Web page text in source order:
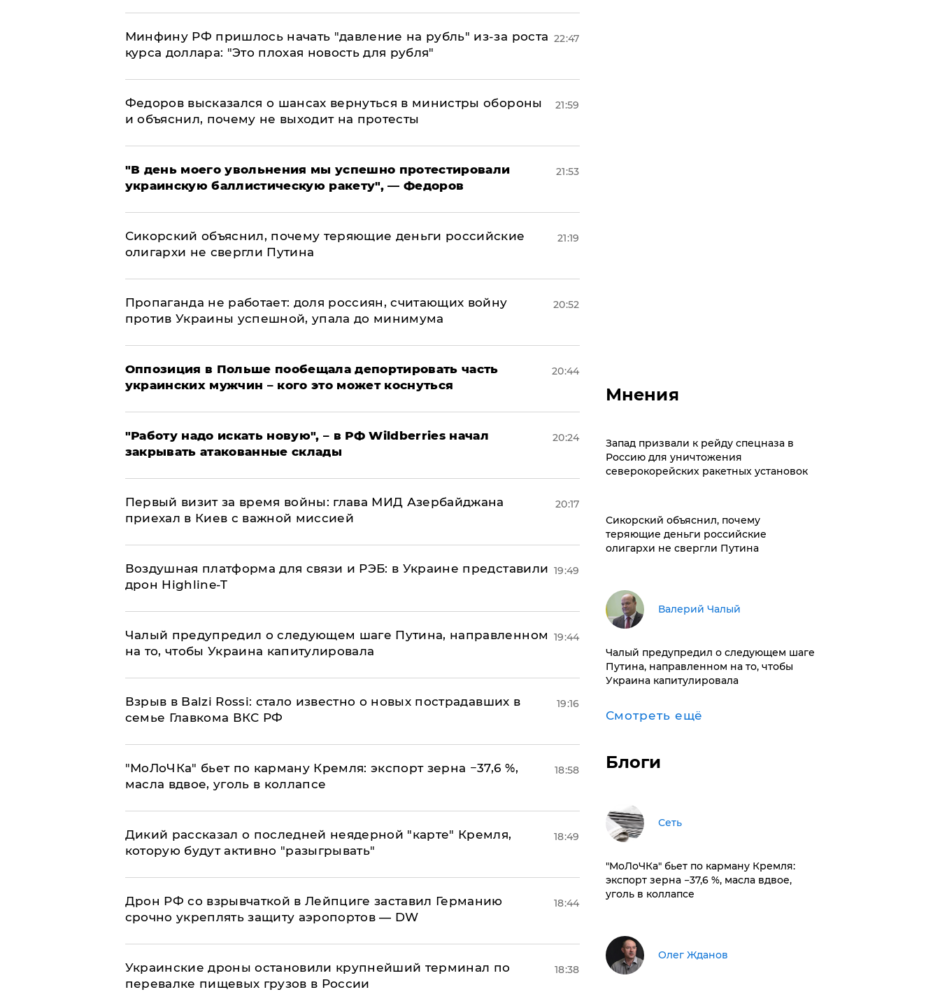
Минфину РФ пришлось начать "давление на рубль" из-за роста
курса доллара: "Это плохая новость для рубля"
22:47
Федоров высказался о шансах вернуться в министры обороны
и объяснил, почему не выходит на протесты
21:59
​"В день моего увольнения мы успешно протестировали
украинскую баллистическую ракету", — Федоров
21:53
Сикорский объяснил, почему теряющие деньги российские
олигархи не свергли Путина
21:19
​Пропаганда не работает: доля россиян, считающих войну
против Украины успешной, упала до минимума
20:52
Оппозиция в Польше пообещала депортировать часть
украинских мужчин – кого это может коснуться
20:44
"Работу надо искать новую", – в РФ Wildberries начал
закрывать атакованные склады
20:24
Первый визит за время войны: глава МИД Азербайджана
приехал в Киев с важной миссией
20:17
Воздушная платформа для связи и РЭБ: в Украине представили
дрон Highline-T
19:49
Чалый предупредил о следующем шаге Путина, направленном
на то, чтобы Украина капитулировала
19:44
Взрыв в Balzi Rossi: стало известно о новых пострадавших в
семье Главкома ВКС РФ
19:16
​"МоЛоЧКа" бьет по карману Кремля: экспорт зерна −37,6 %,
масла вдвое, уголь в коллапсе
18:58
Дикий рассказал о последней неядерной "карте" Кремля,
которую будут активно "разыгрывать"
18:49
​Дрон РФ со взрывчаткой в Лейпциге заставил Германию
срочно укреплять защиту аэропортов — DW
18:44
Украинские дроны остановили крупнейший терминал по
перевалке пищевых грузов в России
18:38
Мнения
Запад призвали к рейду спецназа в
Россию для уничтожения
северокорейских ракетных установок
Сикорский объяснил, почему
теряющие деньги российские
олигархи не свергли Путина
Валерий Чалый
Чалый предупредил о следующем шаге
Путина, направленном на то, чтобы
Украина капитулировала
Смотреть ещё
Блоги
Сеть
​"МоЛоЧКа" бьет по карману Кремля:
экспорт зерна −37,6 %, масла вдвое,
уголь в коллапсе
Олег Жданов